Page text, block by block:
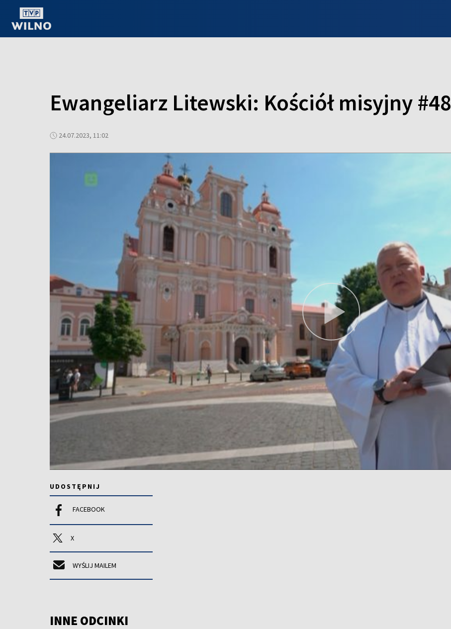
Ewangeliarz Litewski: Kościół misyjny #48
24.07.2023, 11:02
UDOSTĘPNIJ
FACEBOOK
X
WYŚLIJ MAILEM
INNE ODCINKI